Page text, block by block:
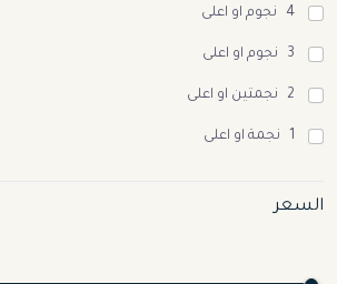
4 نجوم او اعلى
3 نجوم او اعلى
2 نجمتين او اعلى
1 نجمة او اعلى
السعر